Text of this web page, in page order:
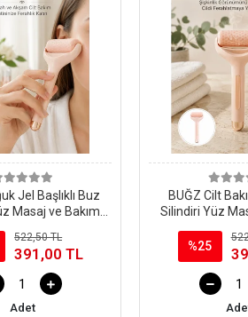
Jel Başlıklı Buz
Masaj ve Bakım
Yeni Nesil
522,50 TL
391,00 TL
Adet
BUĞZ Cilt
Silindiri Yüz
%25